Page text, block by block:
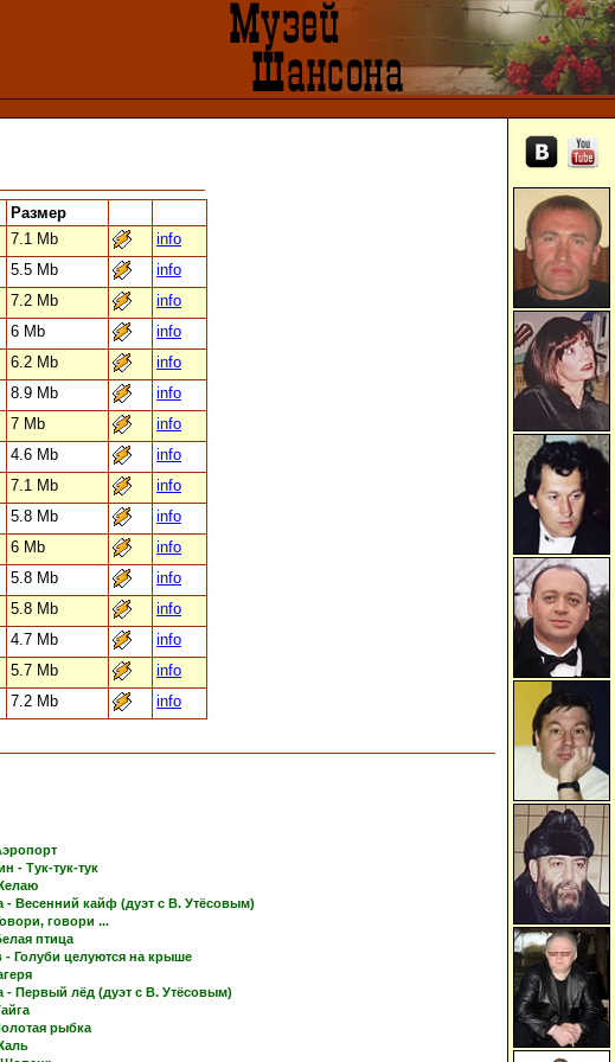
Размер
7.1 Mb
info
5.5 Mb
info
7.2 Mb
info
6 Mb
info
6.2 Mb
info
8.9 Mb
info
7 Mb
info
4.6 Mb
info
7.1 Mb
info
5.8 Mb
info
6 Mb
info
5.8 Mb
info
5.8 Mb
info
4.7 Mb
info
5.7 Mb
info
7.2 Mb info
- Тук-тук-тук
- Весенний кайф (дуэт с В. Утёсовым)
говори ...
птица
- Голуби целуются на крыше
- Первый лёд (дуэт с В. Утёсовым)
рыбка